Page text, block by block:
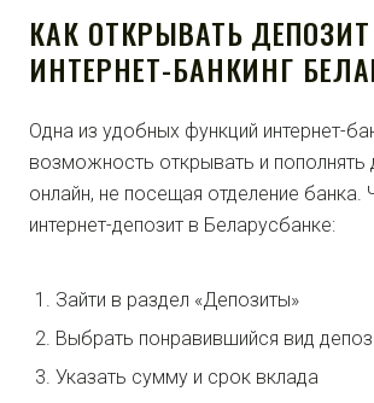
КАК ОТКРЫВАТЬ ДЕПОЗИТ
ИНТЕРНЕТ-БАНКИНГ
Одна из удобных функций интернет-
возможность открывать и пополнять
онлайн, не посещая отделение банка.
интернет-депозит в Беларусбанке:
Зайти в раздел «Депозиты»
Выбрать понравившийся вид
Указать сумму и срок вклада